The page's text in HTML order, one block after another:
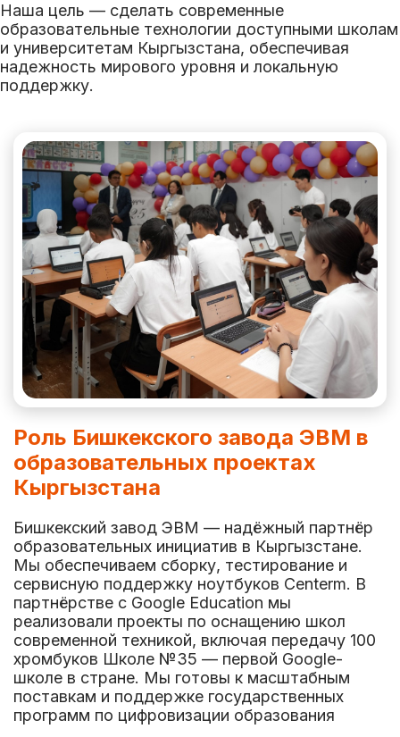
Наша цель — сделать современные
образовательные технологии доступными школам
и университетам Кыргызстана, обеспечивая
надежность мирового уровня и локальную
поддержку.
Роль Бишкекского завода ЭВМ в
образовательных проектах
Кыргызстана
Бишкекский завод ЭВМ — надёжный партнёр
образовательных инициатив в Кыргызстане.
Мы обеспечиваем сборку, тестирование и
сервисную поддержку ноутбуков Centerm. В
партнёрстве с Google Education мы
реализовали проекты по оснащению школ
современной техникой, включая передачу 100
хромбуков Школе №35 — первой Google-
школе в стране. Мы готовы к масштабным
поставкам и поддержке государственных
программ по цифровизации образования